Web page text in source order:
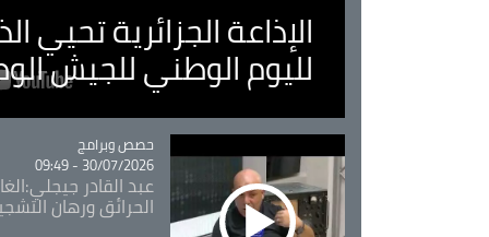
الإذاعة الجزائرية تحيي
لليوم الوطني للجيش
Catégorie
حصص وبرامج
30/07/2026 - 09:49
عبد القادر
الحرائق ورهان